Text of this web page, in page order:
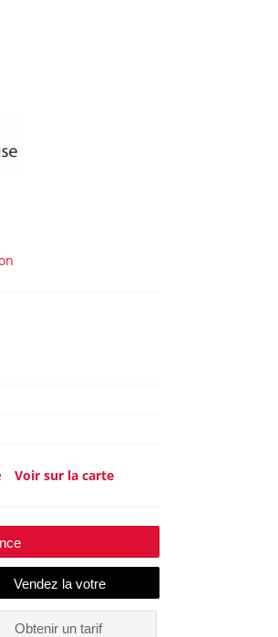
Voir sur la carte
Obtenir un tarif